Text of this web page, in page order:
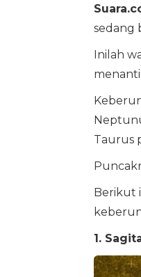
sedang
Inilah
Taurus
Berikut
1.